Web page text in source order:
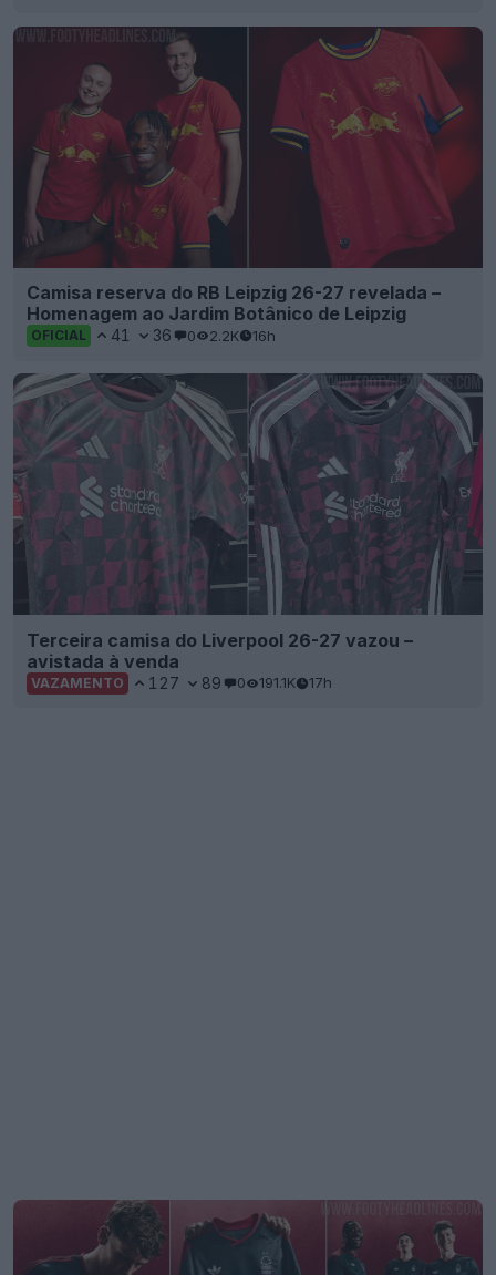
Camisa reserva do RB Leipzig 26-27 revelada –
Homenagem ao Jardim Botânico de Leipzig
OFICIAL 41 36 0 2.2K 16h
Terceira camisa do Liverpool 26-27 vazou –
avistada à venda
VAZAMENTO 127 89 0 191.1K 17h